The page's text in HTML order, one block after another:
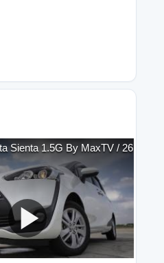
Sienta 1.5G By MaxTV / 26